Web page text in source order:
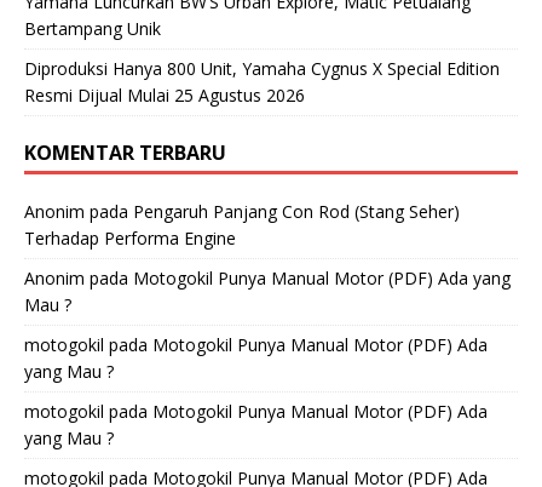
Bertampang Unik
Diproduksi Hanya 800 Unit, Yamaha Cygnus X Special Edition
Resmi Dijual Mulai 25 Agustus 2026
KOMENTAR TERBARU
Anonim pada Pengaruh Panjang Con Rod (Stang Seher)
Terhadap Performa Engine
Anonim pada Motogokil Punya Manual Motor (PDF) Ada yang
Mau ?
motogokil pada Motogokil Punya Manual Motor (PDF) Ada
yang Mau ?
motogokil pada Motogokil Punya Manual Motor (PDF) Ada
yang Mau ?
motogokil pada Motogokil Punya Manual Motor (PDF) Ada